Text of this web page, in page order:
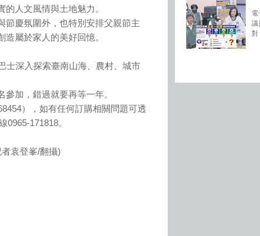
人文風情與土地魅力。
節慶氛圍外，也特別安排父親節主
屬於家人的美好回憶。
士深入探索臺南山海、農村、城市
加，錯過就要再等一年。
），如有任何訂購相關問題可透
171818。
袁登峯/翻攝)
電
議
對